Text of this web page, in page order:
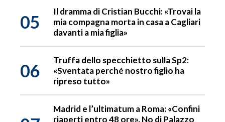
05
Il dramma di Cristian Bucchi: «Trovai la
mia compagna morta in casa a Cagliari
davanti a mia figlia»
06
Truffa dello specchietto sulla Sp2:
«Sventata perché nostro figlio ha
ripreso tutto»
Madrid e l’ultimatum a Roma: «Confini
riaperti entro 48 ore». No di Palazzo